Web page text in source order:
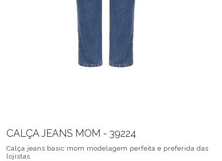
CALÇA JEANS MOM - 39224
Calça jeans basic mom modelagem perfeita e preferida das
lojistas